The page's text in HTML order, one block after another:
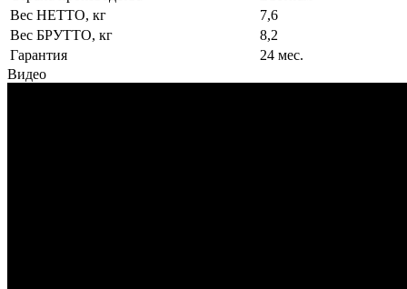
Вес НЕТТО, кг
7,6
Вес БРУТТО, кг
8,2
Гарантия
24 мес.
Видео